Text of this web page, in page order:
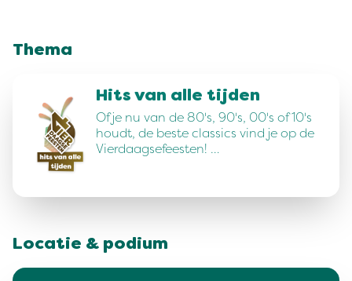
Thema
Hits van alle tijden
Of je nu van de 80's, 90's, 00's of 10's
houdt, de beste classics vind je op de
Vierdaagsefeesten! …
Locatie & podium